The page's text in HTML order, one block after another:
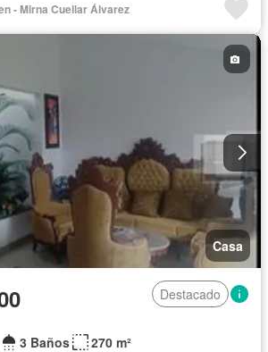
Estudio Seguridad privada Piscina
- Mirna Cuellar Álvarez
Casa
Destacado
3 Baños 270 m²